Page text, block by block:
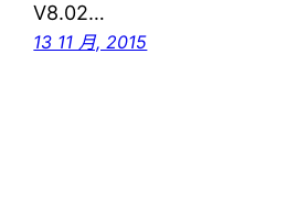
V8.02…
13 11 月, 2015